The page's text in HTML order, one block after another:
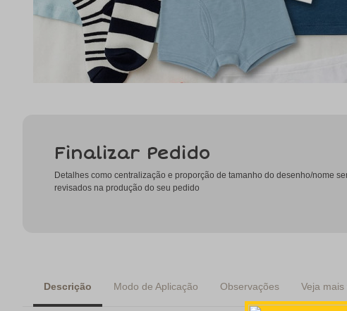
Finalizar Pedido
Detalhes como centralização e proporção de tamanho do desenho/nome
revisados na produção do seu pedido
Descrição Modo de Aplicação Observações Veja